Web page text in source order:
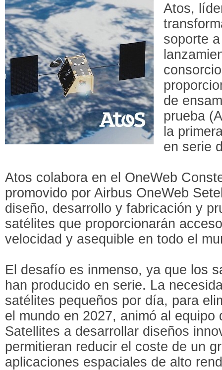
Atos,
soporte
de
prueba
la
en serie
Atos colabora en el OneWeb
promovido por Airbus OneWeb
diseño, desarrollo y fabricación y
satélites que proporcionarán
velocidad y asequible en todo el
El desafío es inmenso, ya que los
han producido en serie. La
satélites pequeños por día, para
el mundo en 2027, animó al equipo
Satellites a desarrollar diseños
permitieran reducir el coste de un
aplicaciones espaciales de alto